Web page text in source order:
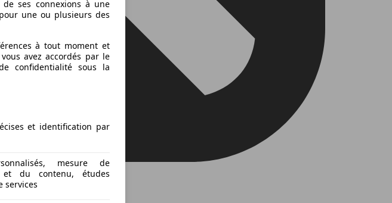
ses connexions à une
une ou plusieurs des
à tout moment et
avez accordés par le
confidentialité sous la
et identification par
mesure de
et du contenu, études
services